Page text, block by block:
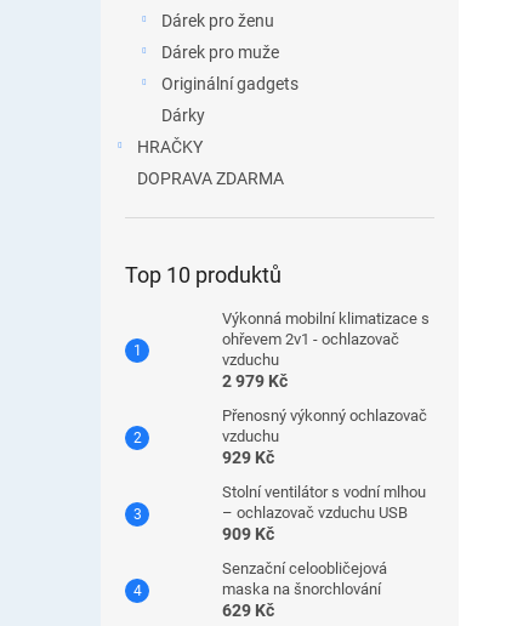
Dárek pro ženu
Dárek pro muže
Originální gadgets
Dárky
HRAČKY
DOPRAVA ZDARMA
Top 10 produktů
Výkonná mobilní klimatizace s
ohřevem 2v1 - ochlazovač
vzduchu
2 979 Kč
Přenosný výkonný ochlazovač
vzduchu
929 Kč
Stolní ventilátor s vodní mlhou
– ochlazovač vzduchu USB
909 Kč
Senzační celoobličejová
maska ​​na šnorchlování
629 Kč